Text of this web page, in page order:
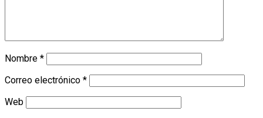
Nombre *
Correo electrónico *
Web